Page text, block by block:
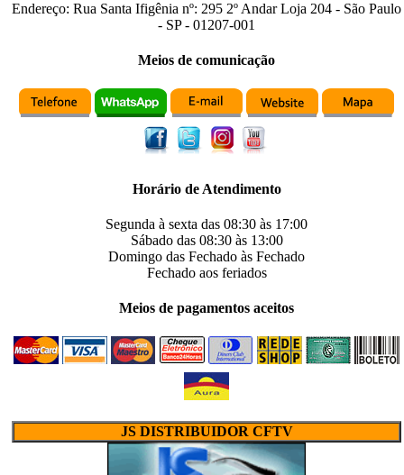
Endereço: Rua Santa Ifigênia nº: 295 2º Andar Loja 204 - São Paulo
- SP- 01207-001
Meios de comunicação
Horário de Atendimento
Segunda à sexta das 08:30 às 17:00
Sábado das 08:30às 13:00
Domingo das Fechado às Fechado
Fechadoaos feriados
Meios de pagamentos aceitos
JS DISTRIBUIDOR CFTV